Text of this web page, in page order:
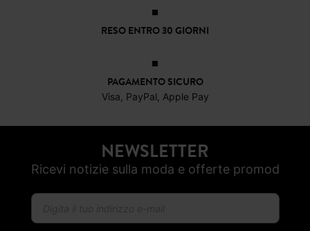
RESO ENTRO 30 GIORNI
PAGAMENTO SICURO
Visa, PayPal, Apple Pay
NEWSLETTER
Ricevi notizie sulla moda e offerte promod